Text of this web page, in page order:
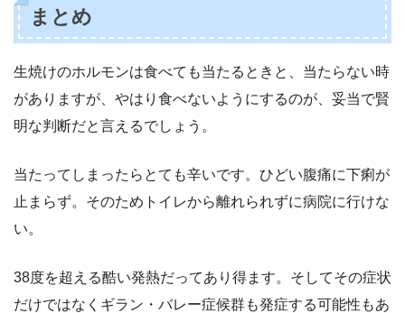
まとめ
生焼けのホルモンは食べても当たるときと、当たらない時
がありますが、やはり食べないようにするのが、妥当で賢
明な判断だと言えるでしょう。
当たってしまったらとても辛いです。ひどい腹痛に下痢が
止まらず。そのためトイレから離れられずに病院に行けな
い。
38度を超える酷い発熱だってあり得ます。そしてその症状
だけではなくギラン・バレー症候群も発症する可能性もあ